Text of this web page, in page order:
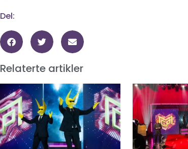
Del:
Relaterte artikler